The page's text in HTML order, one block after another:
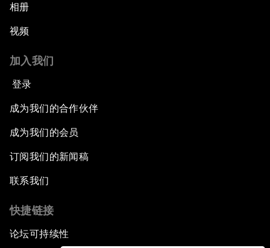
相册
视频
加入我们
登录
成为我们的合作伙伴
成为我们的会员
订阅我们的新闻稿
联系我们
快捷链接
论坛可持续性